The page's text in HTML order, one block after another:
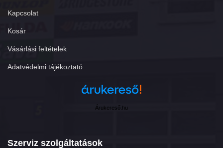
Kapcsolat
Kosár
Vásárlási feltételek
Adatvédelmi tájékoztató
Árukereső.hu
Szerviz szolgáltatások